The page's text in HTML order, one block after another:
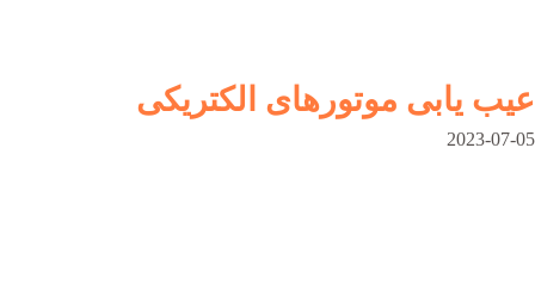
عیب یابی موتورهای الکتریکی
2023-07-05